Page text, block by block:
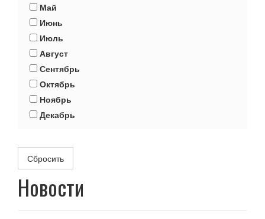
Май
Июнь
Июль
Август
Сентябрь
Октябрь
Ноябрь
Декабрь
Сбросить
Новости